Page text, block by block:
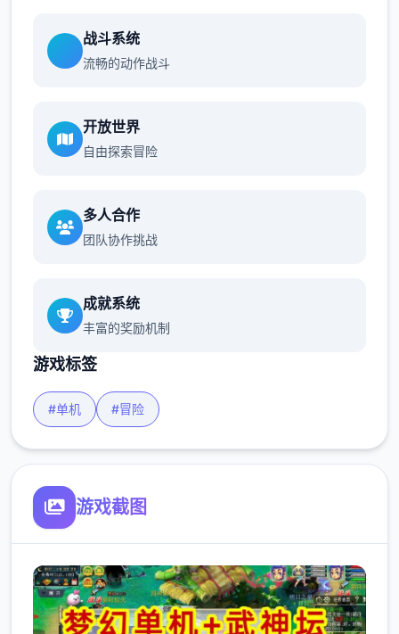
战斗系统
流畅的动作战斗
开放世界
自由探索冒险
多人合作
团队协作挑战
成就系统
丰富的奖励机制
游戏标签
#单机 #冒险
游戏截图